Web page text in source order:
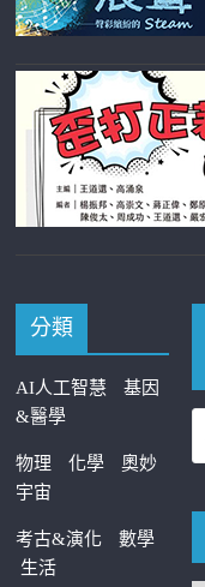
分類
AI人工智慧
基因
&醫學
物理 化學
奧妙
宇宙
考古&演化
數學
生活